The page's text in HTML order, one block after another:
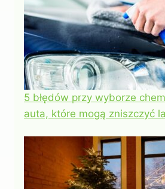
5 błędów przy wyborze
auta, które mogą zniszczyć